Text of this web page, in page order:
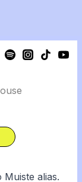
alias.